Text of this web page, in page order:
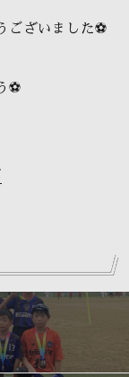
ございました⚽️
⚽️